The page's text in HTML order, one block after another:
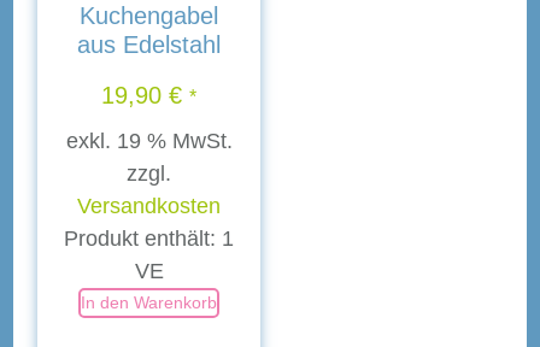
Kuchengabel
aus Edelstahl
19,90€ *
exkl. 19 % MwSt.
zzgl.
Versandkosten
Produkt enthält: 1
VE
In den Warenkorb